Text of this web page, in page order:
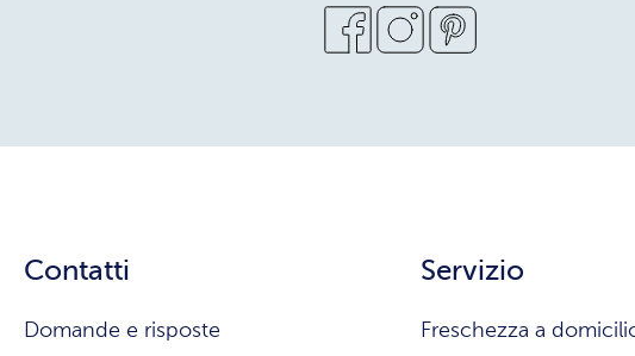
Contatti
Domande e risposte
Servizio
Freschezza a